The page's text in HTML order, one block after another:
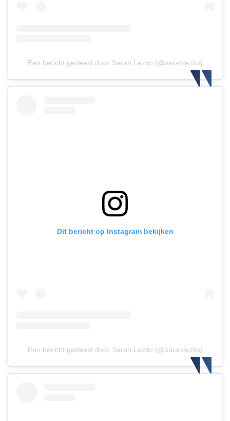
Een bericht gedeeld door Sarah Lezito (@sarahlezito)
Dit bericht op Instagram bekijken
Een bericht gedeeld door Sarah Lezito (@sarahlezito)